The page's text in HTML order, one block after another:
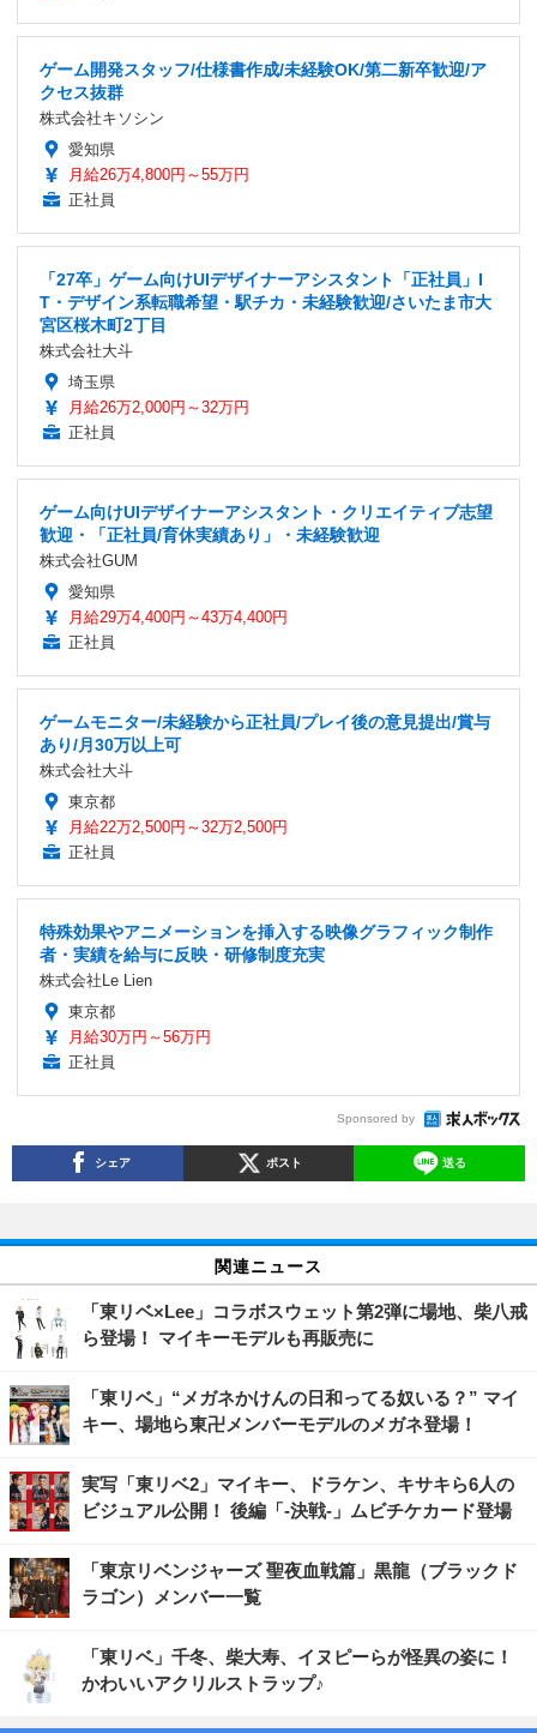
ゲーム開発スタッフ/仕様書作成/未経験OK/第二新卒歓迎/ア
クセス抜群
株式会社キソシン
愛知県
月給26万4,800円～55万円
正社員
「27卒」ゲーム向けUIデザイナーアシスタント「正社員」I
T・デザイン系転職希望・駅チカ・未経験歓迎/さいたま市大
宮区桜木町2丁目
株式会社大斗
埼玉県
月給26万2,000円～32万円
正社員
ゲーム向けUIデザイナーアシスタント・クリエイティブ志望
歓迎・「正社員/育休実績あり」・未経験歓迎
株式会社GUM
愛知県
月給29万4,400円～43万4,400円
正社員
ゲームモニター/未経験から正社員/プレイ後の意見提出/賞与
あり/月30万以上可
株式会社大斗
東京都
月給22万2,500円～32万2,500円
正社員
特殊効果やアニメーションを挿入する映像グラフィック制作
者・実績を給与に反映・研修制度充実
株式会社Le Lien
東京都
月給30万円～56万円
正社員
Sponsored by
シェア ポスト 送る
関連ニュース
「東リベ×Lee」コラボスウェット第2弾に場地、柴八戒
ら登場！ マイキーモデルも再販売に
「東リベ」“メガネかけんの日和ってる奴いる？” マイ
キー、場地ら東卍メンバーモデルのメガネ登場！
実写「東リベ2」マイキー、ドラケン、キサキら6人の
ビジュアル公開！ 後編「-決戦-」ムビチケカード登場
「東京リベンジャーズ 聖夜血戦篇」黒龍（ブラックド
ラゴン）メンバー一覧
「東リベ」千冬、柴大寿、イヌピーらが怪異の姿に！
かわいいアクリルストラップ♪